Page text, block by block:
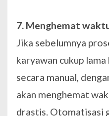
7. Menghemat
Jika sebelumnya
karyawan cukup
secara manual,
akan menghemat
drastis. Otomatisasi